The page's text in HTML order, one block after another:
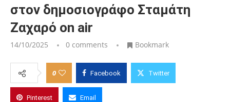
στον δημοσιογράφο Σταμάτη
Ζαχαρό on air
14/10/2025 0 comments Bookmark
0 Facebook Twitter
Pinterest Email